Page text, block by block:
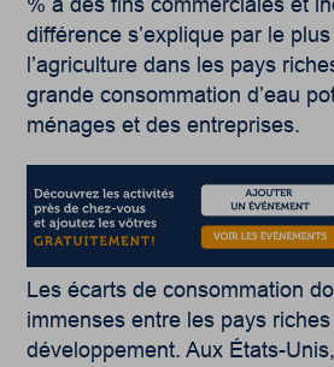
différence s’explique par le
l’agriculture dans les pays
grande consommation d’eau
ménages et des entreprises.
Les écarts de consommation
immenses entre les pays
développement. Aux États-